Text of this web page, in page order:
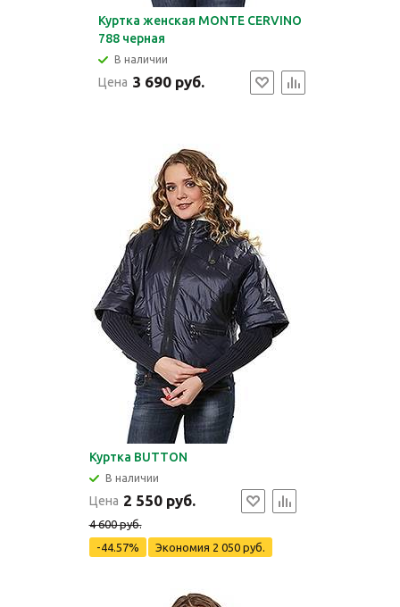
Куртка женская MONTE CERVINO
788 черная
В наличии
Цена 3 690 руб.
Куртка BUTTON
В наличии
Цена 2 550 руб.
4 600 руб.
-44.57%
Экономия 2 050 руб.